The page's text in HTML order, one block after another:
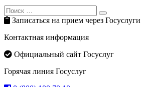
Search
for:
Search
Записаться на прием через Госуслуги
Контактная информация
Официальный сайт Госуслуг
Горячая линия Госуслуг